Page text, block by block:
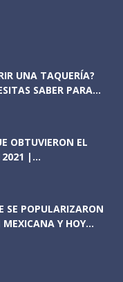
UNA TAQUERÍA?
SABER PARA...
OBTUVIERON EL
2021 |...
SE POPULARIZARON
Y HOY...